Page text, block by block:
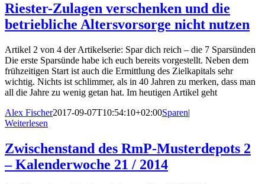
Riester-Zulagen verschenken und die
betriebliche Altersvorsorge nicht nutzen
Artikel 2 von 4 der Artikelserie: Spar dich reich – die 7 Sparsünden
Die erste Sparsünde habe ich euch bereits vorgestellt. Neben dem
frühzeitigen Start ist auch die Ermittlung des Zielkapitals sehr
wichtig. Nichts ist schlimmer, als in 40 Jahren zu merken, dass man
all die Jahre zu wenig getan hat. Im heutigen Artikel geht
Alex Fischer2017-09-07T10:54:10+02:00Sparen|
Weiterlesen
Zwischenstand des RmP-Musterdepots 2
– Kalenderwoche 21 / 2014